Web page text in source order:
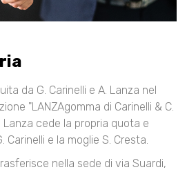
da G. Carinelli e A. Lanza nel
"LANZAgomma di Carinelli & C.
Lanza cede la propria quota e
Carinelli e la moglie S. Cresta.
nella sede di via Suardi,